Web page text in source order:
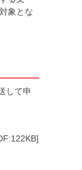
象とな
して申